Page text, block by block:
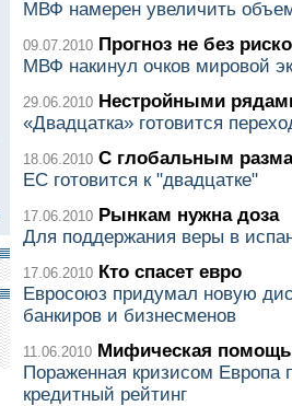
МВФ намерен увеличить
09.07.2010 Прогноз не без
МВФ накинул очков мировой
29.06.2010 Нестройными
«Двадцатка» готовится
18.06.2010 С глобальным
ЕС готовится к "двадцатке"
17.06.2010 Рынкам нужна доза
Для поддержания веры в
17.06.2010 Кто спасет евро
Евросоюз придумал новую
банкиров и бизнесменов
11.06.2010 Мифическая помощь
Пораженная кризисом Европа
кредитный рейтинг